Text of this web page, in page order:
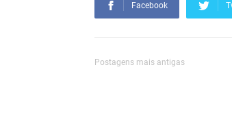
Facebook
Postagens mais antigas